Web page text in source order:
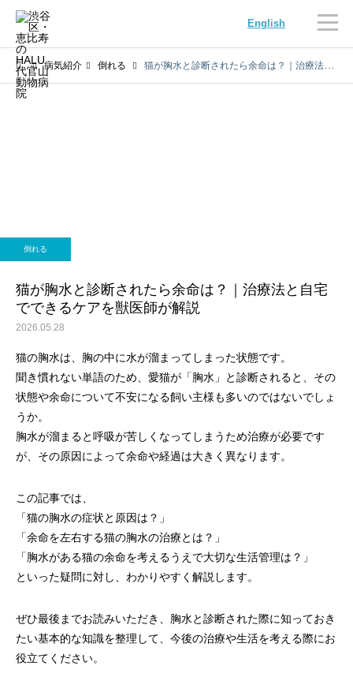
English
画像診断科 軟部外科
病気紹介 倒れる 猫が胸水と診断されたら余命は？｜治療法と自宅でできるケアを獣医師が解説
倒れる
猫が胸水と診断されたら余命は？｜治療法と自宅
でできるケアを獣医師が解説
2026.05.28
猫の胸水は、胸の中に水が溜まってしまった状態です。
聞き慣れない単語のため、愛猫が「胸水」と診断されると、その
状態や余命について不安になる飼い主様も多いのではないでしょ
うか。
胸水が溜まると呼吸が苦しくなってしまうため治療が必要です
が、その原因によって余命や経過は大きく異なります。
この記事では、
「猫の胸水の症状と原因は？」
「余命を左右する猫の胸水の治療とは？」
「胸水がある猫の余命を考えるうえで大切な生活管理は？」
といった疑問に対し、わかりやすく解説します。
ぜひ最後までお読みいただき、胸水と診断された際に知っておき
たい基本的な知識を整理して、今後の治療や生活を考える際にお
役立てください。